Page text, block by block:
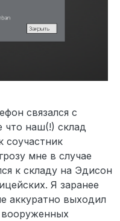
связался с
что наш(!) склад
соучастник
мне в случае
к складу на Эдисон
Я заранее
аккуратно выходил